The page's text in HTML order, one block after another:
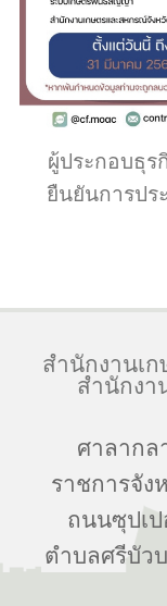
ผู้ประกอบธุร
ยืนยันการปร
สำนักงานเ
สำนักงา
ศาลากล
ราชการจัง
ถนนซุปเป
ตำบลศรีบัว